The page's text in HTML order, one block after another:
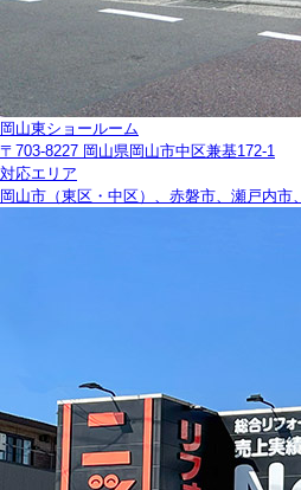
岡山東ショールーム
〒703-8227 岡山県岡山市中区兼基172-1
対応エリア
岡山市（東区・中区）、赤磐市、瀬戸内市